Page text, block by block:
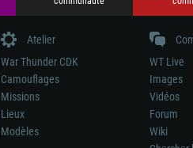
Atelier
War Thunder CDK
Camouflages
Missions
Lieux
Modèles
WT Live
Images
Vidéos
Forum
Wiki